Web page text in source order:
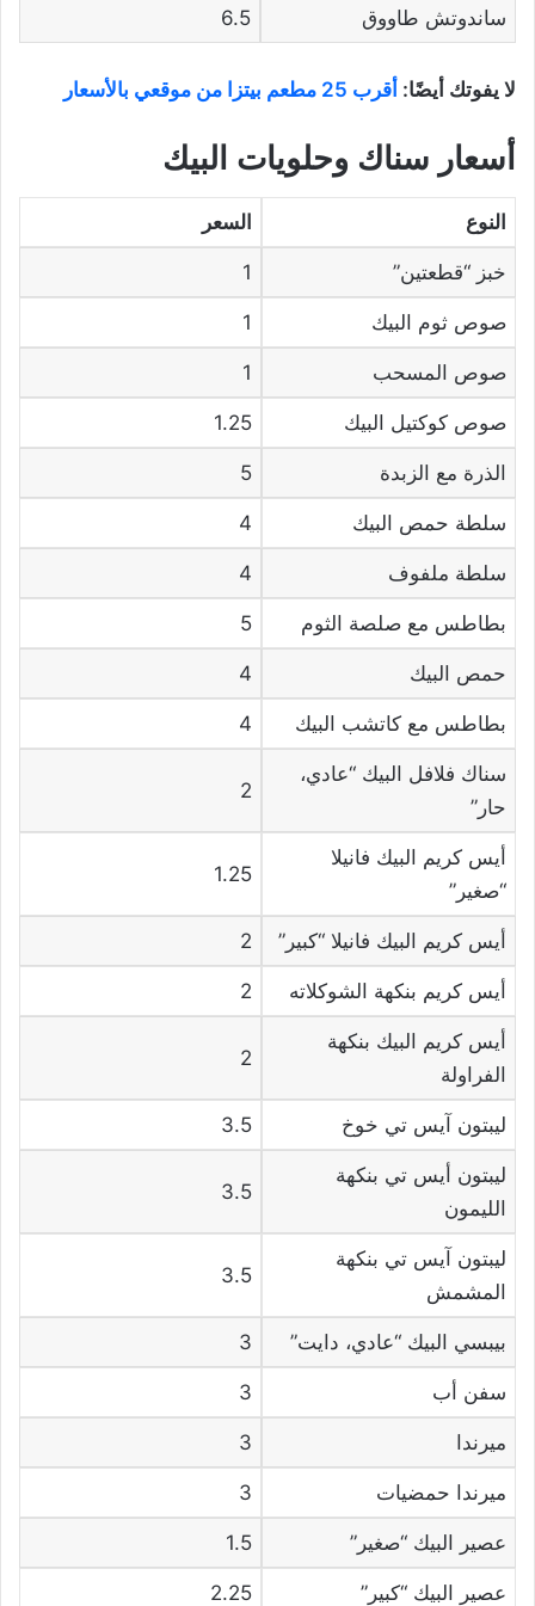
ساندوتش طاووق 6.5
لا يفوتك أيضًا: أقرب 25 مطعم بيتزا من موقعي بالأسعار
أسعار سناك وحلويات البيك
النوع السعر
خبز “قطعتين” 1
صوص ثوم البيك 1
صوص المسحب 1
صوص كوكتيل البيك 1.25
الذرة مع الزبدة 5
سلطة حمص البيك 4
سلطة ملفوف 4
بطاطس مع صلصة الثوم 5
حمص البيك 4
بطاطس مع كاتشب البيك 4
سناك فلافل البيك “عادي،
حار”
2
أيس كريم البيك فانيلا
“صغير”
1.25
أيس كريم البيك فانيلا “كبير” 2
أيس كريم بنكهة الشوكلاته 2
أيس كريم البيك بنكهة
الفراولة
2
ليبتون آيس تي خوخ 3.5
ليبتون أيس تي بنكهة
الليمون
3.5
ليبتون آيس تي بنكهة
المشمش
3.5
بيبسي البيك “عادي، دايت” 3
سفن أب 3
ميرندا 3
ميرندا حمضيات 3
عصير البيك “صغير” 1.5
عصير البيك “كبير” 2.25